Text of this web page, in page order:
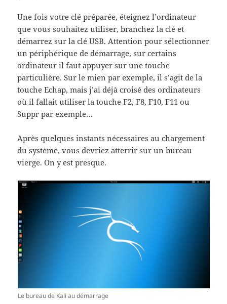
Une fois votre clé préparée, éteignez l’ordinateur
que vous souhaitez utiliser, branchez la clé et
démarrez sur la clé USB. Attention pour sélectionner
un périphérique de démarrage, sur certains
ordinateur il faut appuyer sur une touche
particulière. Sur le mien par exemple, il s’agit de la
touche Echap, mais j’ai déjà croisé des ordinateurs
où il fallait utiliser la touche F2, F8, F10, F11 ou
Suppr par exemple…
Après quelques instants nécessaires au chargement
du système, vous devriez atterrir sur un bureau
vierge. On y est presque.
Le bureau de Kali au démarrage